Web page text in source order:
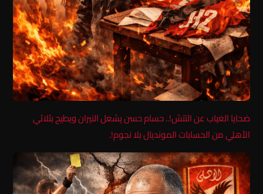
ضحايا الغياب عن التتش!.. حسام حسن يشعل النيران ويطيح بثلاثي
الأهلي من الحسابات المونديال بلا نجوم!.